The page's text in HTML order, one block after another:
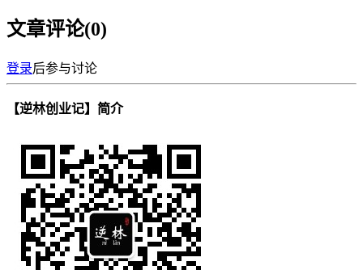
文章评论(0)
登录后参与讨论
【逆林创业记】简介